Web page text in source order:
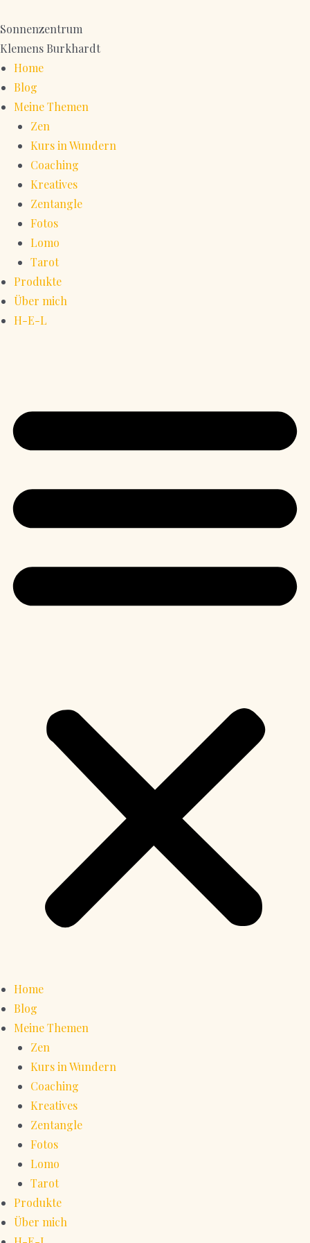
Inhalt
springen
Sonnenzentrum
Klemens Burkhardt
Home
Blog
Meine Themen
Zen
Kurs in Wundern
Coaching
Kreatives
Zentangle
Fotos
Lomo
Tarot
Produkte
Über mich
H-E-L
Home
Blog
Meine Themen
Zen
Kurs in Wundern
Coaching
Kreatives
Zentangle
Fotos
Lomo
Tarot
Produkte
Über mich